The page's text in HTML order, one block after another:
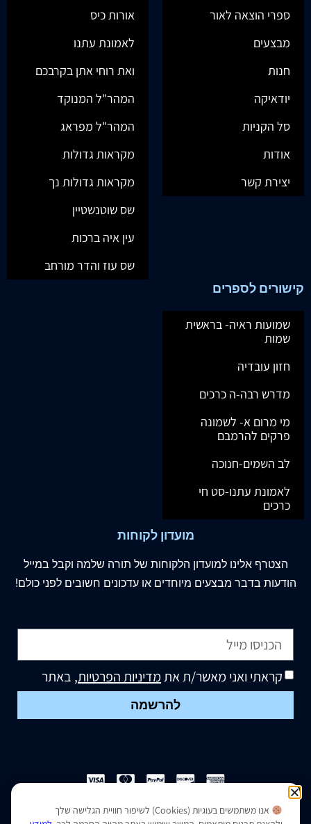
ספרי הוצאה לאור
מבצעים
חנות
יודאיקה
סל הקניות
אודות
יצירת קשר
אורות כיס
לאמונת עתנו
ואת רוחי אתן בקרבכם
המהר"ל המנוקד
המהר"ל מפראג
מקראות גדולות
מקראות גדולות נך
שס שוטנשטיין
עין איה ברכות
שס עוז והדר מורחב
קישורים לספרים
שמועות ראיה- בראשית
שמות
חזון עובדיה
מדרש רבה-ה כרכים
מי מרום א- לשמונה
פרקים להרמבם
לב השמים-חנוכה
לאמונת עתנו-סט חי
כרכים
מועדון לקוחות
הצטרף אלינו למועדון הלקוחות של תורה שלמה וקבל במייל
הודעות בדבר מבצעים מיוחדים או עדכונים חשובים לפני כולם!
קראתי ואני מאשר/ת אתמדיניות הפרטיות, באתר
להרשמה
הצהרת נגישות|מדיניות פרטיות
אנו משתמשים בעוגיות (Cookies) לשיפור חוויית הגלישה שלך